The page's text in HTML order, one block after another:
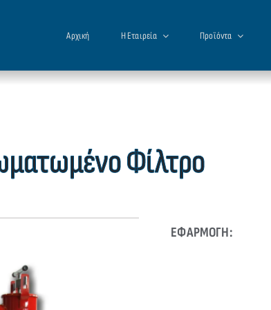
Αρχική Η Εταιρεία Προϊόντα
Φίλτρο
ΕΦΑΡΜΟΓΗ: